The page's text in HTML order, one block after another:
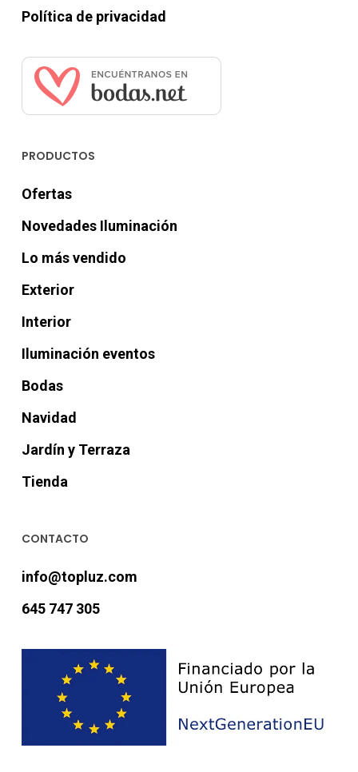
Política de privacidad
PRODUCTOS
Ofertas
Novedades Iluminación
Lo más vendido
Exterior
Interior
Iluminación eventos
Bodas
Navidad
Jardín y Terraza
Tienda
CONTACTO
info@topluz.com
645 747 305